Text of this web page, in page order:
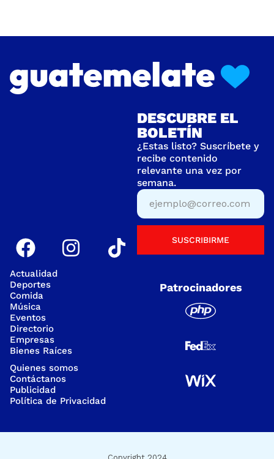
Actualidad
Deportes
Comida
Música
Eventos
Directorio
Empresas
Bienes Raíces
Quienes somos
Contáctanos
Publicidad
Política de Privacidad
DESCUBRE EL
BOLETÍN
¿Estas listo? Suscríbete y
recibe contenido
relevante una vez por
semana.
SUSCRIBIRME
Patrocinadores